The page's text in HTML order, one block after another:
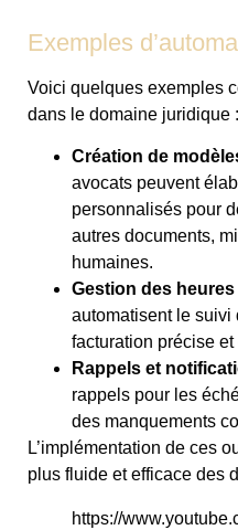
Exemples
Voici quelques exemples
dans le domaine juridique :
Création de
avocats peuvent
personnalisés pour
autres documents,
humaines.
Gestion des
automatisent le suivi
facturation précise
Rappels et
rappels pour les
des manquements
L’implémentation de ces
plus fluide et efficace des
https://